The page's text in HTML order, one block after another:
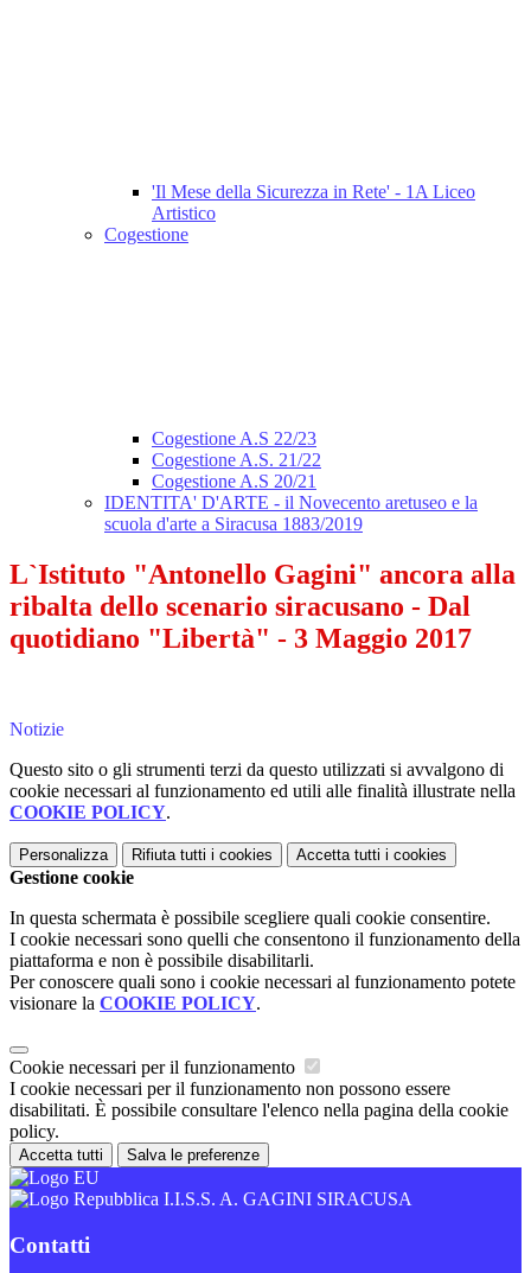
'Il Mese della Sicurezza in Rete' - 1A Liceo
Artistico
Cogestione
Cogestione A.S 22/23
Cogestione A.S. 21/22
Cogestione A.S 20/21
IDENTITA' D'ARTE - il Novecento aretuseo e la
scuola d'arte a Siracusa 1883/2019
L`Istituto "Antonello Gagini" ancora alla
ribalta dello scenario siracusano - Dal
quotidiano "Libertà" - 3 Maggio 2017
Notizie
Questo sito o gli strumenti terzi da questo utilizzati si avvalgono di
cookie necessari al funzionamento ed utili alle finalità illustrate nella
COOKIE POLICY.
Personalizza Rifiuta tutti i cookies Accetta tutti i cookies
Gestione cookie
In questa schermata è possibile scegliere quali cookie consentire.
I cookie necessari sono quelli che consentono il funzionamento della
piattaforma e non è possibile disabilitarli.
Per conoscere quali sono i cookie necessari al funzionamento potete
visionare la COOKIE POLICY.
Cookie necessari per il funzionamento
I cookie necessari per il funzionamento non possono essere
disabilitati. È possibile consultare l'elenco nella pagina della cookie
policy.
Accetta tutti Salva le preferenze
I.I.S.S. A. GAGINI SIRACUSA
Contatti